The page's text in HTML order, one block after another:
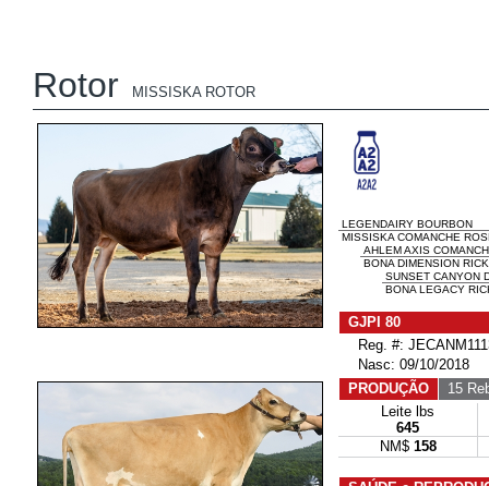
Rotor MISSISKA ROTOR
LEGENDAIRY BOURBON
MISSISKA COMANCHE
AHLEM AXIS
BONA DIMENSION
SUNSET CANYON
BONA LEGACY
GJPI 80
Reg. #:
Nasc: 09/10/2018
PRODUÇÃO
15
Leite lbs
645
NM$ 158